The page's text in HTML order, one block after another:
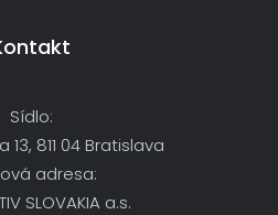
Sídlo:
13, 811 04 Bratislava
adresa:
SLOVAKIA a.s.